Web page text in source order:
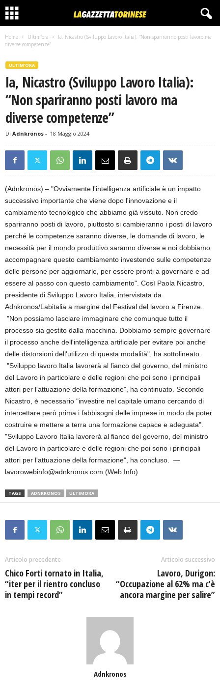
Home Ultim'ora
Ia, Nicastro (Sviluppo Lavoro Italia): “Non spariranno posti lavoro ma
diverse competenze”
ULTIM'ORA
Ia, Nicastro (Sviluppo Lavoro Italia):
“Non spariranno posti lavoro ma
diverse competenze”
Di Adnkronos - 18 Maggio 2024
(Adnkronos) – "Ovviamente l'intelligenza artificiale è un impatto
successivo importante che viene dopo l'innovazione e il
cambiamento tecnologico che abbiamo già vissuto. Non credo
spariranno posti di lavoro, piuttosto si cambieranno i posti di lavoro
perché le competenze saranno diverse, le domande di lavoro, le
necessità per il mondo produttivo saranno diverse e noi dobbiamo
accompagnare questo cambiamento investendo sulle competenze
delle persone per aggiornarle, per essere pronti a governare e ad
essere al passo con questo cambiamento". Così Paola Nicastro,
presidente di Sviluppo Lavoro Italia, intervistata da
Adnkronos/Labitalia a margine del Festival del lavoro a Firenze.
"Non possiamo lasciare immaginare che comunque tutto il
processo sia gestito dalla macchina. Dobbiamo sempre governare
il processo anche dell'intelligenza artificiale per evitare poi anche
delle distorsioni dell'utilizzo di questa modalità", ha sottolineato.
"Sviluppo lavoro Italia lavorerà al fianco del governo, del ministro
del Lavoro in particolare e delle regioni che poi sono i principali
attori per l'attuazione della formazione", ha continuato. Secondo
Nicastro, è necessario "investire nel capitale umano cercando di
intercettare però prima i fabbisogni delle imprese in modo da poter
costruire e mettere a terra una formazione capace e adeguata".
"Sviluppo Lavoro Italia lavorerà al fianco del governo, del ministro
del Lavoro in particolare e delle regioni che poi sono i principali
attori per l'attuazione della formazione", ha concluso. —
lavorowebinfo@adnkronos.com (Web Info)
TAGS ADNKRONOS ULTIMORA
Articolo precedente
Chico Forti tornato in Italia,
“iter per il rientro concluso
in tempi record”
Articolo successivo
Lavoro, Durigon:
“Occupazione al 62% ma c’è
ancora margine per salire”
Adnkronos